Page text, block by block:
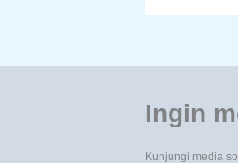
Ingin
Kunjungi media